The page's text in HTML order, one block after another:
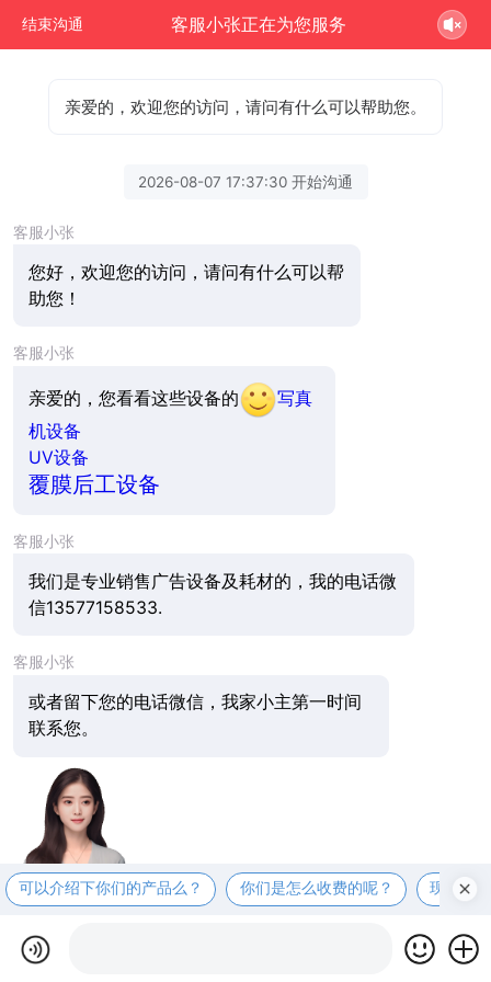
结束沟通 客服小张正在为您服务
亲爱的，欢迎您的访问，请问有什么可以帮助您。
2026-08-07 17:37:30 开始沟通
客服小张
您好，欢迎您的访问，请问有什么可以帮
助您！
客服小张
亲爱的，您看看这些设备的
写真
机设备
UV设备
覆膜后工设备
客服小张
我们是专业销售广告设备及耗材的，我的电话微
信13577158533.
客服小张
或者留下您的电话微信，我家小主第一时间
联系您。
可以介绍下你们的产品么？ 你们是怎么收费的呢？ 现在有